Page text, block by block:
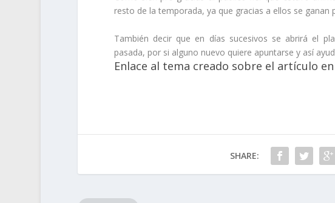
resto de la temporada, ya que gracias a ellos se ganan
También decir que en días sucesivos se abrirá el
pasada, por si alguno nuevo quiere apuntarse y así
Enlace al tema creado sobre el artículo
SHARE: